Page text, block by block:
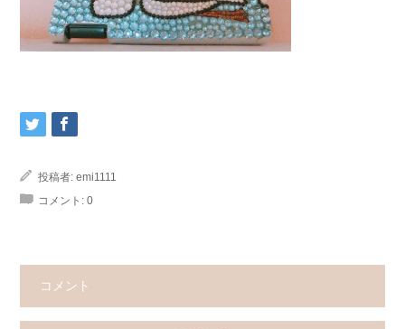
投稿者: emi1111
コメント: 0
コメント